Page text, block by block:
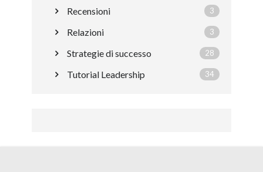
Recensioni 3
Relazioni 3
Strategie di successo 28
Tutorial Leadership 34